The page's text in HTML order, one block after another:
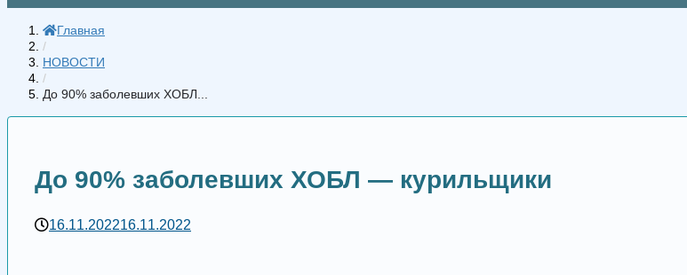
Главная
/
НОВОСТИ
/
До 90% заболевших ХОБЛ...
До 90% заболевших ХОБЛ — курильщики
16.11.202216.11.2022